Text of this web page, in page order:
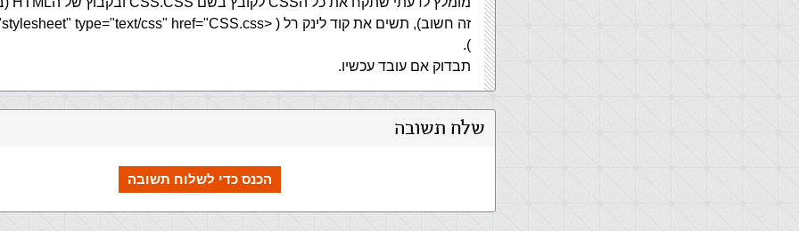
).
תבדוק אם עובד עכשיו.
שלח תשובה
הכנס כדי לשלוח תשובה